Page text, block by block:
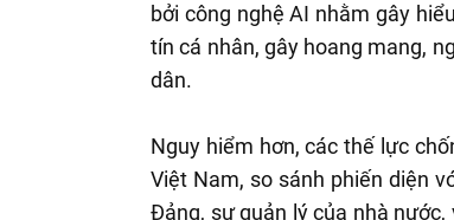
bởi công nghệ AI nhằm gây
tín cá nhân, gây hoang mang,
dân.
Nguy hiểm hơn, các thế lực
Việt Nam, so sánh phiến diện
Đảng, sự quản lý của nhà